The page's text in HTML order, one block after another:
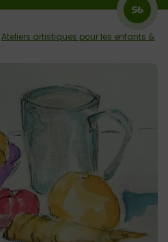
56
Ateliers artistiques pour les enfants &